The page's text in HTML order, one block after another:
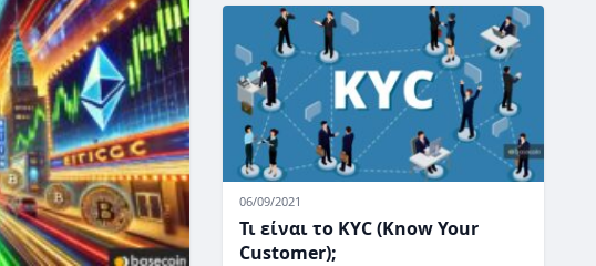
06/09/2021
Τι είναι το KYC (Know Your
Customer);